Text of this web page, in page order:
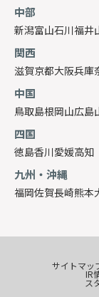
中部
新潟富山石川福井
関西
滋賀京都大阪兵庫
中国
鳥取島根岡山広島
四国
徳島香川愛媛高知
九州・沖縄
福岡佐賀長崎熊本
サイトマッ
IR
ス